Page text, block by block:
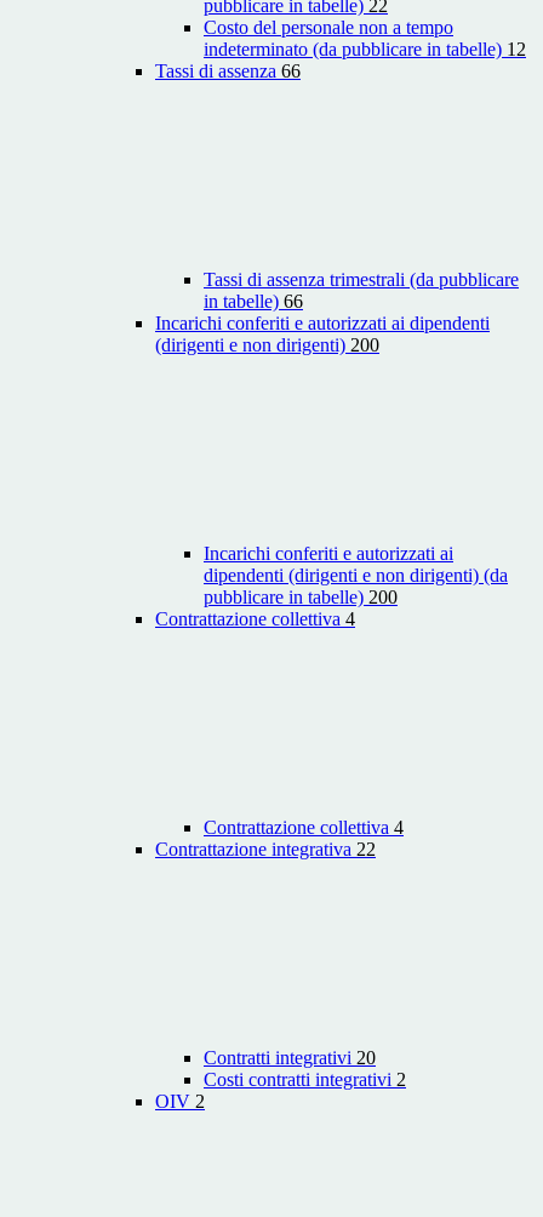
pubblicare in tabelle) 22
Costo del personale non a tempo
indeterminato (da pubblicare in tabelle) 12
Tassi di assenza 66
Tassi di assenza trimestrali (da pubblicare
in tabelle) 66
Incarichi conferiti e autorizzati ai dipendenti
(dirigenti e non dirigenti) 200
Incarichi conferiti e autorizzati ai
dipendenti (dirigenti e non dirigenti) (da
pubblicare in tabelle) 200
Contrattazione collettiva 4
Contrattazione collettiva 4
Contrattazione integrativa 22
Contratti integrativi 20
Costi contratti integrativi 2
OIV 2